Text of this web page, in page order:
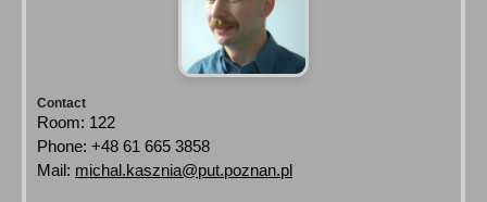
Contact
Room: 122
Phone: +48 61 665 3858
Mail: michal.kasznia@put.poznan.pl